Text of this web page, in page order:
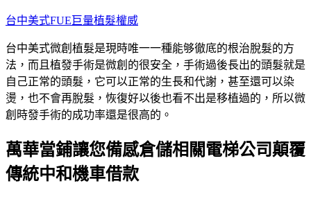
跳
主
要
內
容
台中美式FUE巨量植髮權威
台中美式微創植髮是現時唯一一種能够徹底的根治脫髮的方
法，而且植發手術是微創的很安全，手術過後長出的頭髮就是
自己正常的頭髮，它可以正常的生長和代謝，甚至還可以染
燙，也不會再脫髮，恢復好以後也看不出是移植過的，所以微
創時發手術的成功率還是很高的。
萬華當鋪讓您備感倉儲相關電梯公司顛覆
傳統中和機車借款